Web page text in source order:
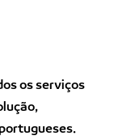
os serviços